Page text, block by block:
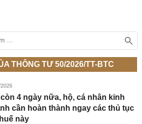
THÔNG TƯ 50/2026/TT-BTC
4 ngày nữa, hộ, cá nhân kinh
cần hoàn thành ngay các thủ tục
này